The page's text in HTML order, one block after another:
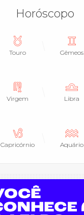
Horóscopo
Touro Gêmeos
Virgem Libra
Capricórnio Aquário